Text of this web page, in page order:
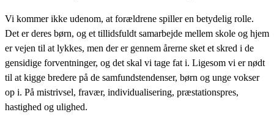
Vi kommer ikke udenom, at forældrene spiller en betydelig rolle.
Det er deres børn, og et tillidsfuldt samarbejde mellem skole og hjem
er vejen til at lykkes, men der er gennem årerne sket et skred i de
gensidige forventninger, og det skal vi tage fat i. Ligesom vi er nødt
til at kigge bredere på de samfundstendenser, børn og unge vokser
op i. På mistrivsel, fravær, individualisering, præstationspres,
hastighed og ulighed.